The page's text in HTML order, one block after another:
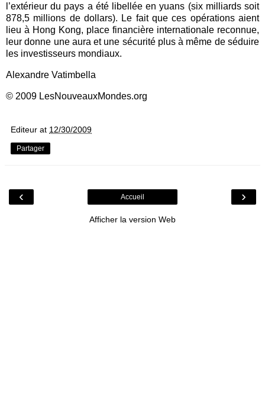
l’extérieur du pays a été libellée en yuans (six milliards soit
878,5 millions de dollars). Le fait que ces opérations aient
lieu à Hong Kong, place financière internationale reconnue,
leur donne une aura et une sécurité plus à même de séduire
les investisseurs mondiaux.
Alexandre Vatimbella
© 2009 LesNouveauxMondes.org
Editeur at 12/30/2009
Partager
‹ ›
Accueil
Afficher la version Web